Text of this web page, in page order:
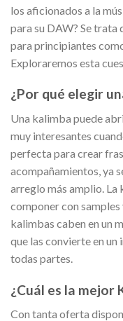
los aficionados a la
para su DAW? Se
para principiantes
Exploraremos esta
¿Por qué elegir
Una kalimba puede
muy interesantes
perfecta para crear
acompañamientos, ya
arreglo más amplio. La
componer con
kalimbas caben en un
que las convierte en
todas partes.
¿Cuál es la mejor
Con tanta oferta